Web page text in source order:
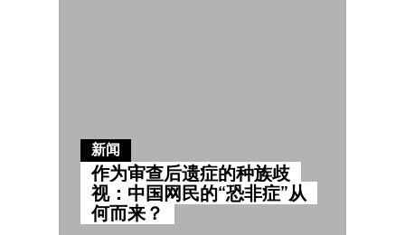
新闻
作为审查后遗症的种族歧
视：中国网民的“恐非症”从
何而来？